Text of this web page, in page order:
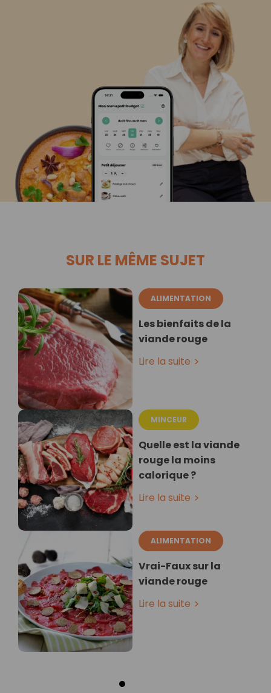
SUR LE MÊME SUJET
ALIMENTATION
Les bienfaits de la
viande rouge
Lire la suite
MINCEUR
Quelle est la viande
rouge la moins
calorique ?
Lire la suite
ALIMENTATION
Vrai-Faux sur la
viande rouge
Lire la suite